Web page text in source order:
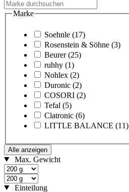
Marke
Soehnle (17)
Rosenstein & Söhne (3)
Beurer (25)
ruhhy (1)
Nohlex (2)
Duronic (2)
COSORI (2)
Tefal (5)
Clatronic (6)
LITTLE BALANCE (11)
Alle anzeigen
Max. Gewicht
Einteilung